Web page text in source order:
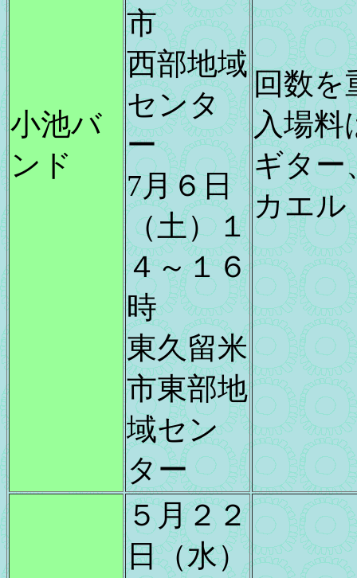
小池バ
ンド
市
西部地域
センタ
ー
7月６日
（土）１
４～１６
時
東久留米
市東部地
域セン
ター
回数を
入場料
ギタ
カエ
５月２２
日（水）